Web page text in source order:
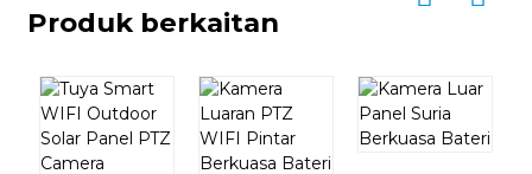
Produk berkaitan